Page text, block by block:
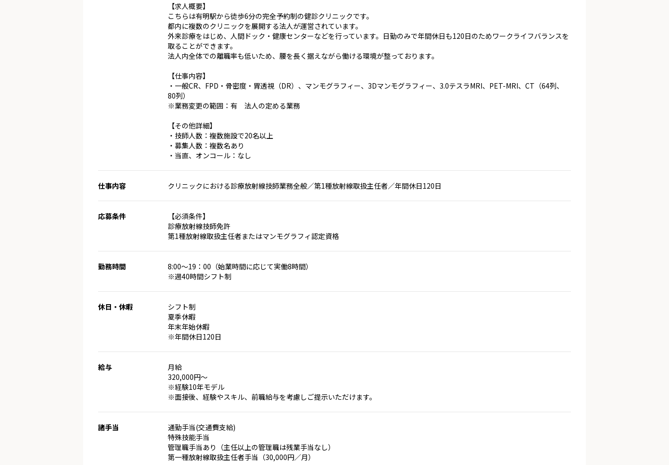
【求人概要】
こちらは有明駅から徒歩6分の完全予約制の健診クリニックです。
都内に複数のクリニックを展開する法人が運営されています。
外来診療をはじめ、人間ドック・健康センターなどを行っています。日勤のみで年間休日も120日のためワークライフバランスを
取ることができます。
法人内全体での離職率も低いため、腰を長く据えながら働ける環境が整っております。
【仕事内容】
・一般CR、FPD・骨密度・胃透視（DR）、マンモグラフィー、3Dマンモグラフィー、3.0テスラMRI、PET-MRI、CT（64列、
80列）
※業務変更の範囲：有 法人の定める業務
【その他詳細】
・技師人数：複数施設で20名以上
・募集人数：複数名あり
・当直、オンコール：なし
仕事内容 クリニックにおける診療放射線技師業務全般／第1種放射線取扱主任者／年間休日120日
応募条件
【必須条件】
診療放射線技師免許
第1種放射線取扱主任者またはマンモグラフィ認定資格
勤務時間
8:00～19：00（始業時間に応じて実働8時間）
※週40時間シフト制
休日・休暇
シフト制
夏季休暇
年末年始休暇
※年間休日120日
給与
月給
320,000円～
※経験10年モデル
※面接後、経験やスキル、前職給与を考慮しご提示いただけます。
諸手当
通勤手当(交通費支給)
特殊技能手当
管理職手当あり（主任以上の管理職は残業手当なし）
第一種放射線取扱主任者手当（30,000円／月）